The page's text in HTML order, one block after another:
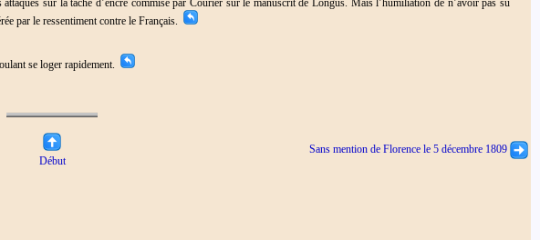
sur la tache d’encre commise par Courier sur le manuscrit de Longus. Mais l’humiliation de n’avoir pas su
par le ressentiment contre le Français.
se loger rapidement.
Début
Sans mention de Florence le 5 décembre 1809